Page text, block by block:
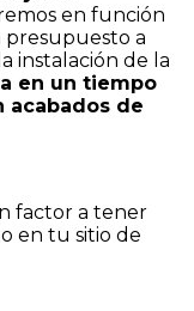
en función
a
instalación de la
en un tiempo
acabados de
factor a tener
en tu sitio de